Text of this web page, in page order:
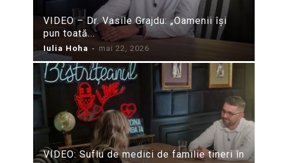
VIDEO – Dr. Vasile Grajdu: „Oamenii își
pun toată...
Iulia Hoha - mai 22, 2026
VIDEO: Suflu de medici de familie tineri în